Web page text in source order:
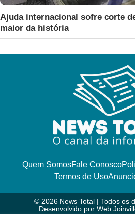
Ajuda internacional sofre corte
maior da história
Quem SomosFale Conosco
Termos de Uso
© 2026 News Total | Todos os
Desenvolvido por Web